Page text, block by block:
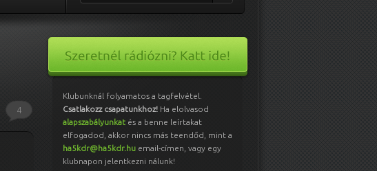
4
Klubunknál folyamatos a tagfelvétel.
Csatlakozz csapatunkhoz! Ha elolvasod
alapszabályunkat és a benne leírtakat
elfogadod, akkor nincs más teendőd, mint a
ha5kdr@ha5kdr.hu email-címen, vagy egy
klubnapon jelentkezni nálunk!